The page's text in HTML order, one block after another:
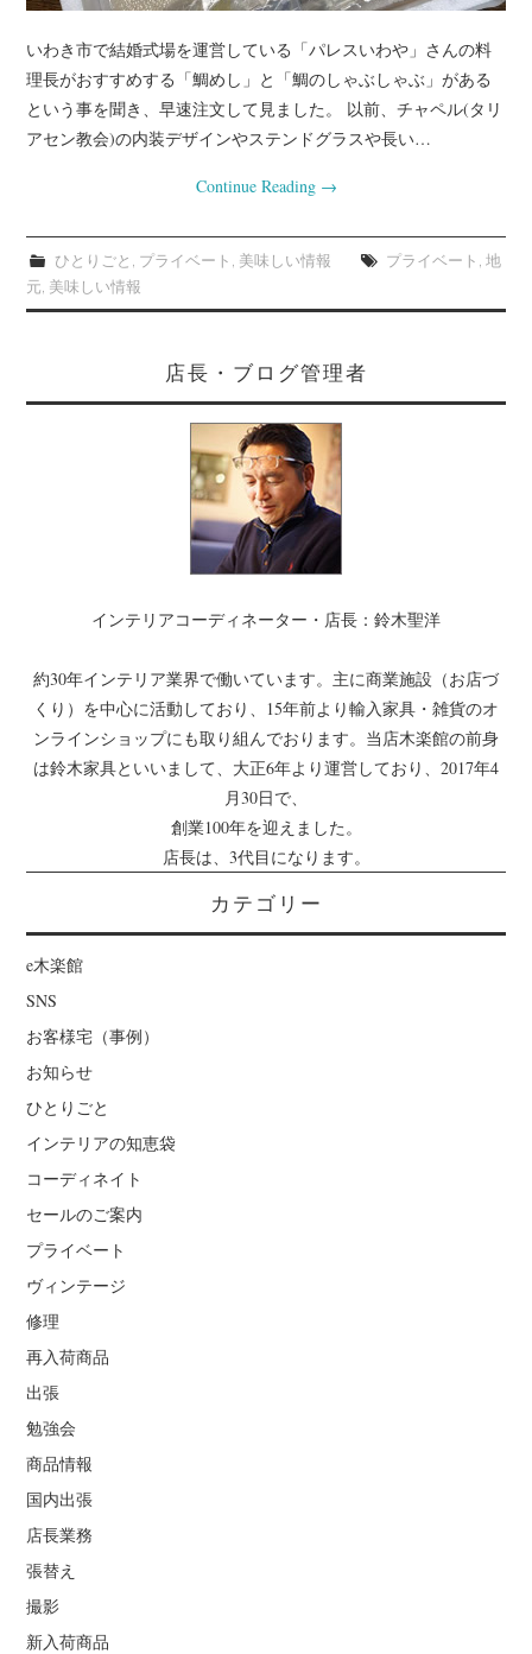
いわき市で結婚式場を運営している「パレスいわや」さんの料
理長がおすすめする「鯛めし」と「鯛のしゃぶしゃぶ」がある
という事を聞き、早速注文して見ました。 以前、チャペル(タリ
アセン教会)の内装デザインやステンドグラスや長い…
Continue Reading →
ひとりごと , プライベート , 美味しい情報 プライベート , 地
元, 美味しい情報
店長・ブログ管理者
インテリアコーディネーター・店長：鈴木聖洋
約30年インテリア業界で働いています。主に商業施設（お店づ
くり）を中心に活動しており、15年前より輸入家具・雑貨のオ
ンラインショップにも取り組んでおります。当店木楽館の前身
は鈴木家具といいまして、大正6年より運営しており、2017年4
月30日で、
創業100年を迎えました。
店長は、3代目になります。
カテゴリー
e木楽館
SNS
お客様宅（事例）
お知らせ
ひとりごと
インテリアの知恵袋
コーディネイト
セールのご案内
プライベート
ヴィンテージ
修理
再入荷商品
出張
勉強会
商品情報
国内出張
店長業務
張替え
撮影
新入荷商品